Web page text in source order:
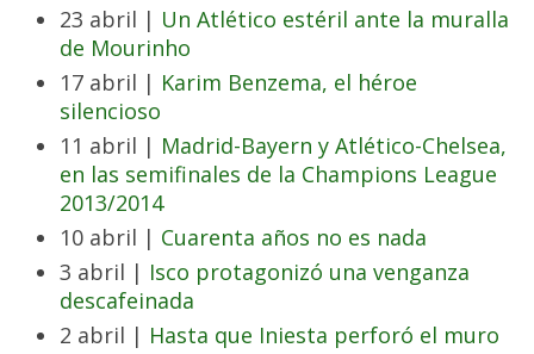
23 abril | Un Atlético estéril ante la muralla
de Mourinho
17 abril | Karim Benzema, el héroe
silencioso
11 abril | Madrid-Bayern y Atlético-Chelsea,
en las semifinales de la Champions League
2013/2014
10 abril | Cuarenta años no es nada
3 abril | Isco protagonizó una venganza
descafeinada
2 abril | Hasta que Iniesta perforó el muro